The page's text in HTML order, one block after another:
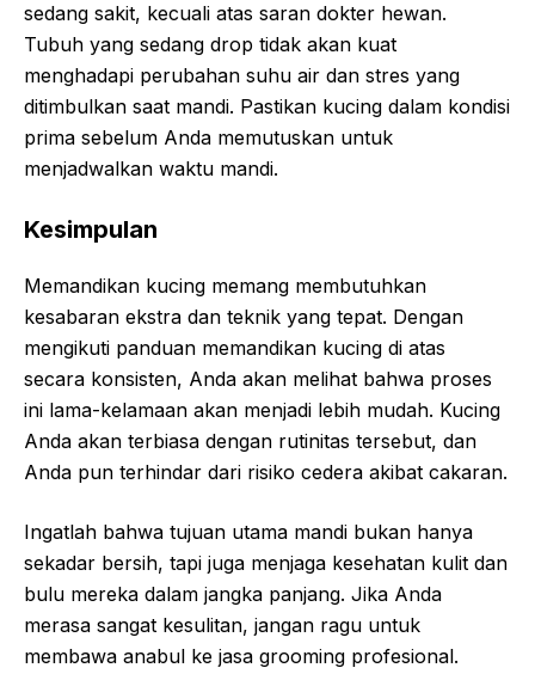
sedang sakit, kecuali atas saran dokter hewan.
Tubuh yang sedang drop tidak akan kuat
menghadapi perubahan suhu air dan stres yang
ditimbulkan saat mandi. Pastikan kucing dalam kondisi
prima sebelum Anda memutuskan untuk
menjadwalkan waktu mandi.
Kesimpulan
Memandikan kucing memang membutuhkan
kesabaran ekstra dan teknik yang tepat. Dengan
mengikuti panduan memandikan kucing di atas
secara konsisten, Anda akan melihat bahwa proses
ini lama-kelamaan akan menjadi lebih mudah. Kucing
Anda akan terbiasa dengan rutinitas tersebut, dan
Anda pun terhindar dari risiko cedera akibat cakaran.
Ingatlah bahwa tujuan utama mandi bukan hanya
sekadar bersih, tapi juga menjaga kesehatan kulit dan
bulu mereka dalam jangka panjang. Jika Anda
merasa sangat kesulitan, jangan ragu untuk
membawa anabul ke jasa grooming profesional.